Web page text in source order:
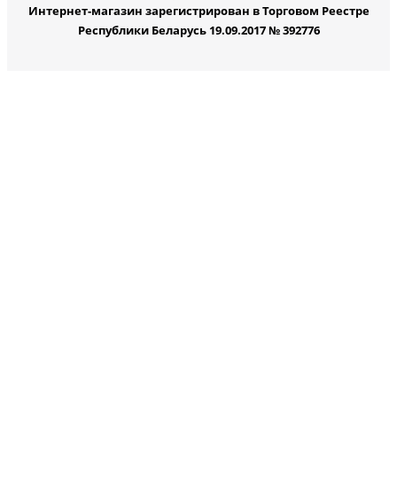
Интернет-магазин зарегистрирован в Торговом Реестре
Республики Беларусь 19.09.2017 № 392776